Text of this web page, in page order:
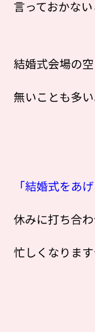
言っておかない
結婚式会場の
無いことも多
「結婚式をあげ
休みに打ち合
忙しくなりま